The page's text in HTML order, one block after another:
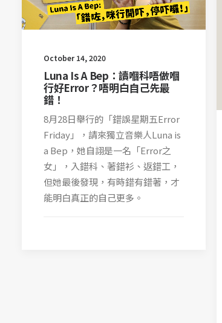
October 14, 2020
Luna Is A Bep：讀嗰科唔做嗰
行好Error？唔明白自己先最
錯！
8月28日舉行的「錯誤星期五Error
Friday」，請來獨立音樂人Luna is
a Bep，她自詡是一名「Error之
女」，入錯科、著錯衫、返錯工，
但她最後發現，有時錯有錯著，才
能明白真正的自己更多。